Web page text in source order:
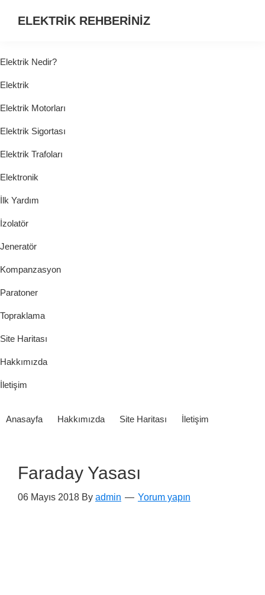
ELEKTRİK REHBERİNİZ
HER
ŞEY...
Elektrik Nedir?
Elektrik
Elektrik Motorları
Elektrik Sigortası
Elektrik Trafoları
Elektronik
İlk Yardım
İzolatör
Jeneratör
Kompanzasyon
Paratoner
Topraklama
Site Haritası
Hakkımızda
İletişim
Anasayfa Hakkımızda Site Haritası İletişim
Faraday Yasası
06 Mayıs 2018 By admin Yorum yapın